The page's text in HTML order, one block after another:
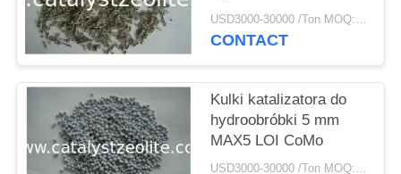
USD3000-30000 /Ton MOQ:1 KG
CONTACT
Kulki katalizatora do
hydroobróbki 5 mm
MAX5 LOI CoMo
USD3000-30000 /Ton MOQ:1 KG